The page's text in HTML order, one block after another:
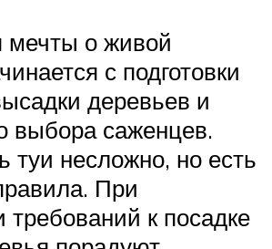
мечты о живой
с подготовки
деревьев и
выбора саженцев.
туи несложно, но есть
При
к посадке